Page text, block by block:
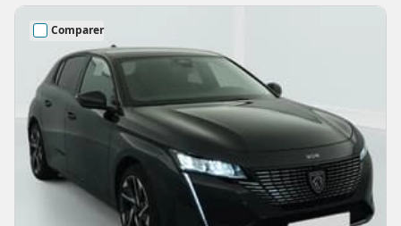
Comparer